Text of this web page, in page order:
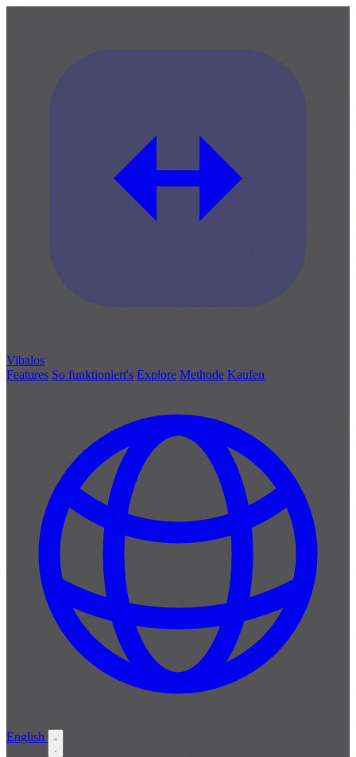
Vibalos
Features So funktioniert's Explore Methode Kaufen
English